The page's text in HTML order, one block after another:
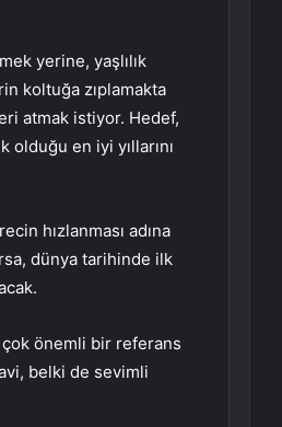
yerine, yaşlılık
koltuğa zıplamakta
atmak istiyor. Hedef,
olduğu en iyi yıllarını
hızlanması adına
dünya tarihinde ilk
önemli bir referans
belki de sevimli